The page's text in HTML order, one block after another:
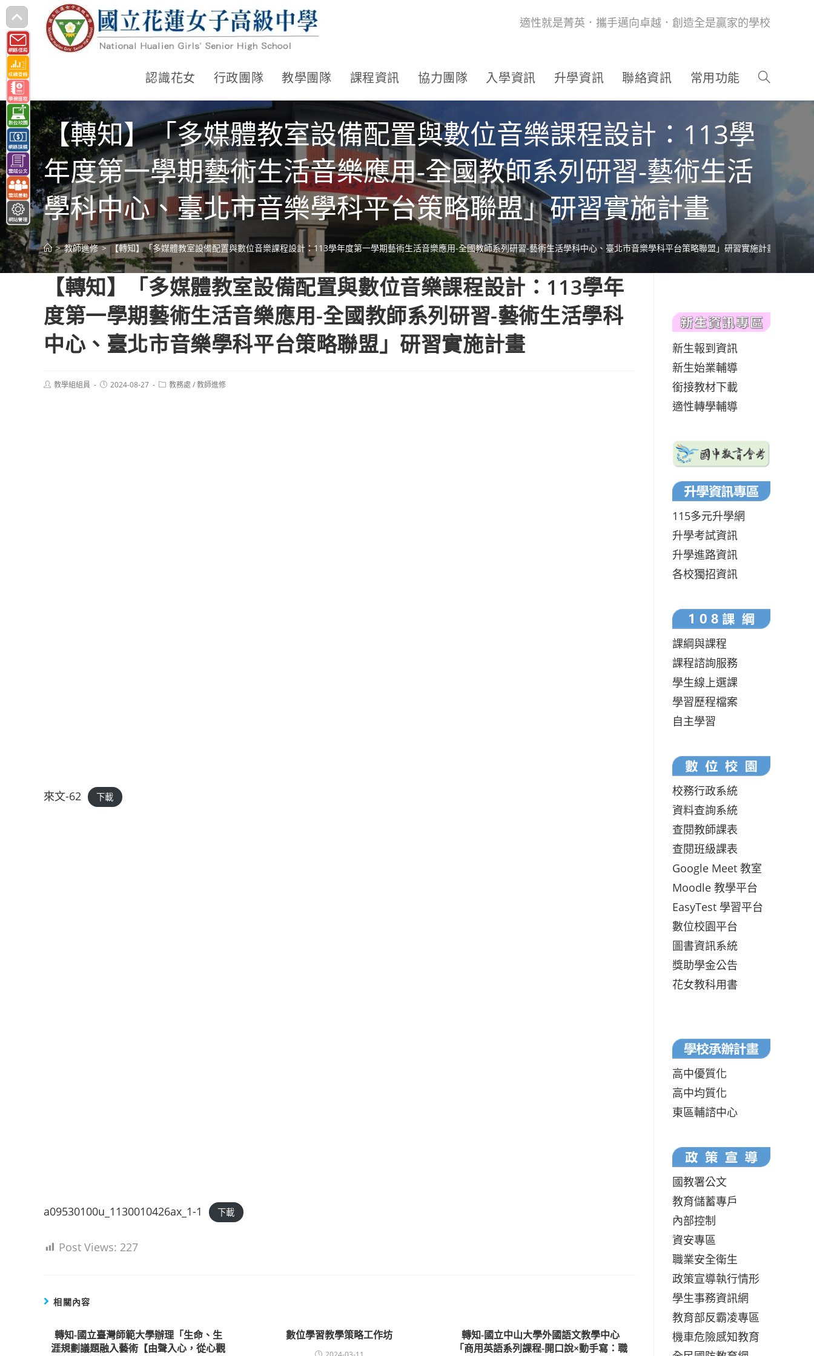
跳
轉
至
主
要
內
容
適性就是菁英．攜手邁向卓越．創造全是贏家的學校
認識花女 行政團隊 教學團隊 課程資訊 協力團隊 入學資訊 升學資訊 聯絡資訊 常用功能
【轉知】「多媒體教室設備配置與數位音樂課程設計：113學
年度第一學期藝術生活音樂應用-全國教師系列研習-藝術生活
學科中心、臺北市音樂學科平台策略聯盟」研習實施計畫
> 教師進修 > 【轉知】「多媒體教室設備配置與數位音樂課程設計：113學年度第一學期藝術生活音樂應用-全國教師系列研習-藝術生活學科中心、臺北市音樂學科平台策略聯盟」研習實施計畫
【轉知】「多媒體教室設備配置與數位音樂課程設計：113學年
度第一學期藝術生活音樂應用-全國教師系列研習-藝術生活學科
中心、臺北市音樂學科平台策略聯盟」研習實施計畫
Post教學組組員
Post2024-08-27
Post教務處 /教師進修
來文-62 下載
a09530100u_1130010426ax_1-1 下載
Post Views: 227
相關內容
轉知-國立臺灣師範大學辦理「生命、生
涯規劃議題融入藝術【由聲入心，從心觀
數位學習教學策略工作坊
轉知-國立中山大學外國語文教學中心
「商用英語系列課程-開口說×動手寫：職
新生報到資訊
新生始業輔導
銜接教材下載
適性轉學輔導
115多元升學網
升學考試資訊
升學進路資訊
各校獨招資訊
課綱與課程
課程諮詢服務
學生線上選課
學習歷程檔案
自主學習
校務行政系統
資料查詢系統
查閱教師課表
查閱班級課表
Google Meet 教室
Moodle 教學平台
EasyTest 學習平台
數位校園平台
圖書資訊系統
獎助學金公告
花女教科用書
高中優質化
高中均質化
東區輔諮中心
國教署公文
教育儲蓄專戶
內部控制
資安專區
職業安全衛生
政策宣導執行情形
學生事務資訊網
教育部反霸凌專區
機車危險感知教育